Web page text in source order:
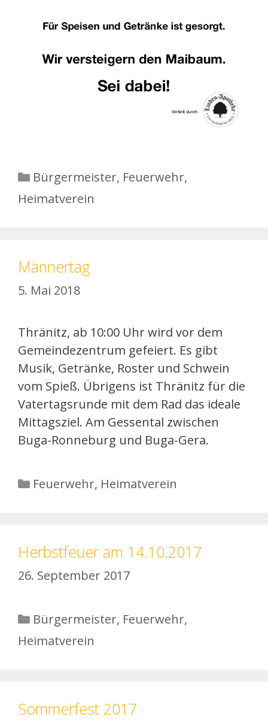
Kategorien
Bürgermeister, Feuerwehr,
Heimatverein
Männertag
5. Mai 2018
Thränitz, ab 10:00 Uhr wird vor dem
Gemeindezentrum gefeiert. Es gibt
Musik, Getränke, Roster und Schwein
vom Spieß. Übrigens ist Thränitz für die
Vatertagsrunde mit dem Rad das ideale
Mittagsziel. Am Gessental zwischen
Buga-Ronneburg und Buga-Gera.
Kategorien
Feuerwehr, Heimatverein
Herbstfeuer am 14.10.2017
26. September 2017
Kategorien
Bürgermeister, Feuerwehr,
Heimatverein
Sommerfest 2017